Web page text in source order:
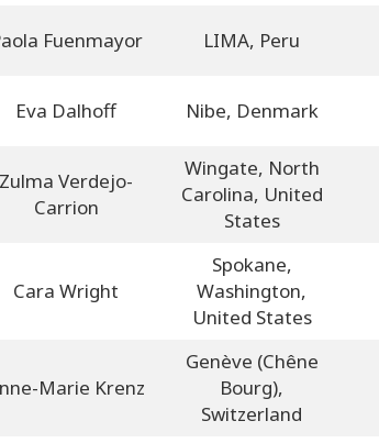
Fuenmayor LIMA, Peru
Eva Dalhoff Nibe, Denmark
Zulma Verdejo-
Carrion
Wingate, North
Carolina, United
States
Cara Wright
Spokane,
Washington,
United States
Marie Krenz
Genève (Chêne
Bourg),
Switzerland